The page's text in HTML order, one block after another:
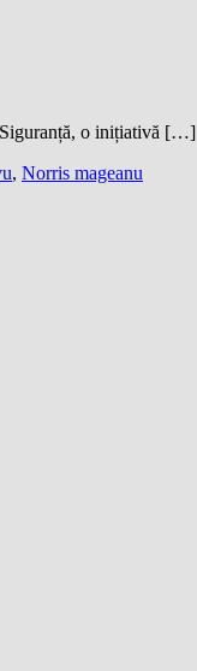
o inițiativă […]
, Norris mageanu